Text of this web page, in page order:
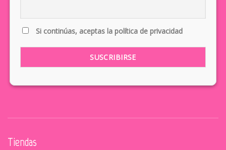
Si continúas, aceptas la política de privacidad
Tiendas